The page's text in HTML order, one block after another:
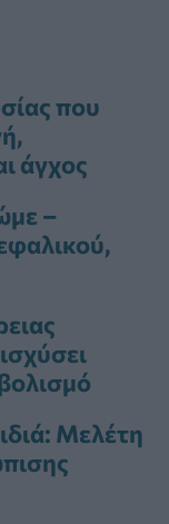
που
άγχος
–
Μελέτη